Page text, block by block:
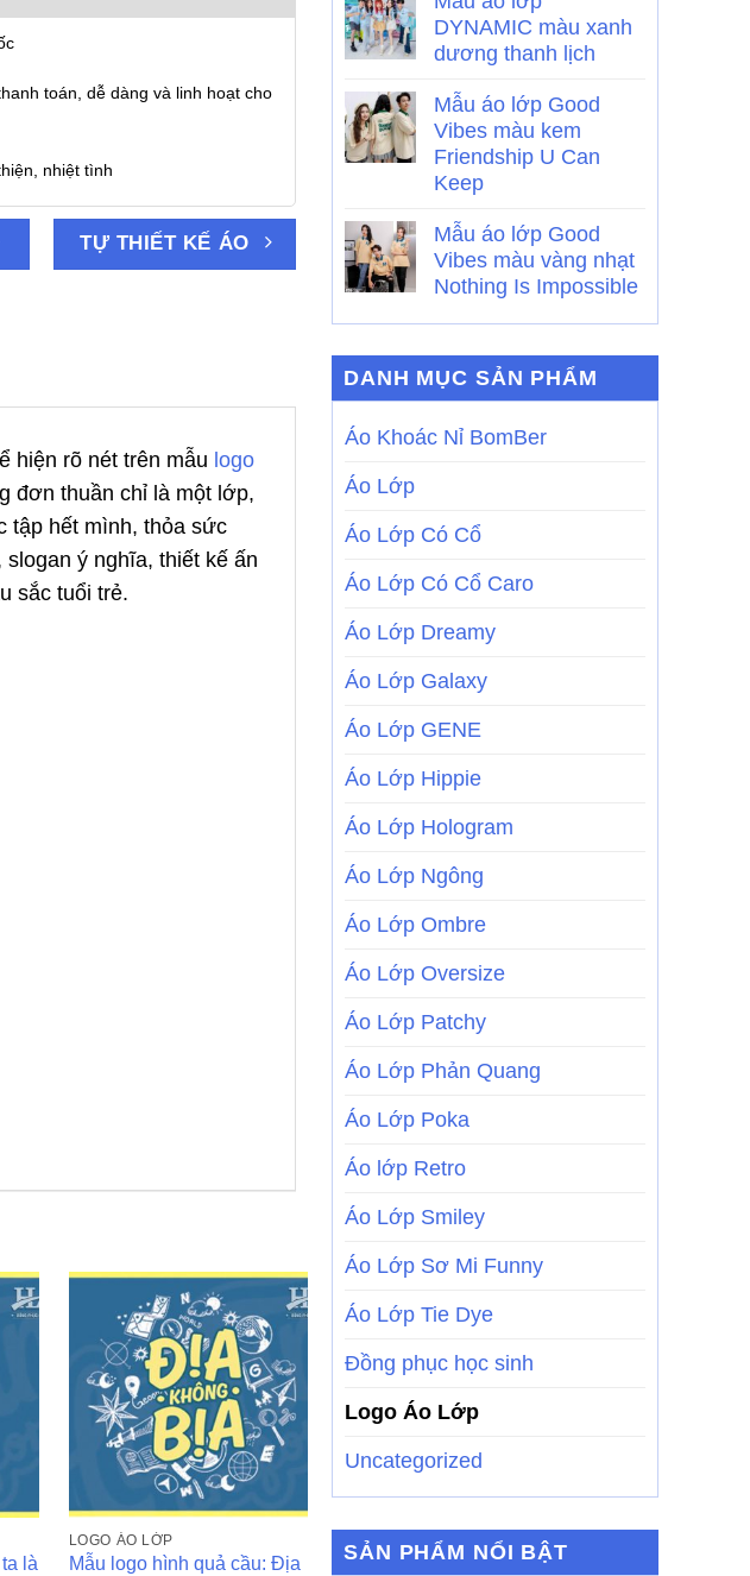
toán, dễ dàng và linh hoạt cho
nhiệt tình
TỰ THIẾT KẾ ÁO
hiện rõ nét trên mẫu logo
đơn thuần chỉ là một lớp,
tập hết mình, thỏa sức
ý nghĩa, thiết kế ấn
sắc tuổi trẻ.
là
LOGO ÁO LỚP
Mẫu logo hình quả cầu: Địa
LOGO ÁO LỚP
Logo – Slogan Áo Lớp Đẹp
DYNAMIC màu xanh
dương thanh lịch
Mẫu áo lớp Good
Vibes màu kem
Friendship U Can
Keep
Mẫu áo lớp Good
Vibes màu vàng nhạt
Nothing Is Impossible
DANH MỤC SẢN PHẨM
Áo Khoác Nỉ BomBer
Áo Lớp
Áo Lớp Có Cổ
Áo Lớp Có Cổ Caro
Áo Lớp Dreamy
Áo Lớp Galaxy
Áo Lớp GENE
Áo Lớp Hippie
Áo Lớp Hologram
Áo Lớp Ngông
Áo Lớp Ombre
Áo Lớp Oversize
Áo Lớp Patchy
Áo Lớp Phản Quang
Áo Lớp Poka
Áo lớp Retro
Áo Lớp Smiley
Áo Lớp Sơ Mi Funny
Áo Lớp Tie Dye
Đồng phục học sinh
Logo Áo Lớp
Uncategorized
SẢN PHẨM NỔI BẬT